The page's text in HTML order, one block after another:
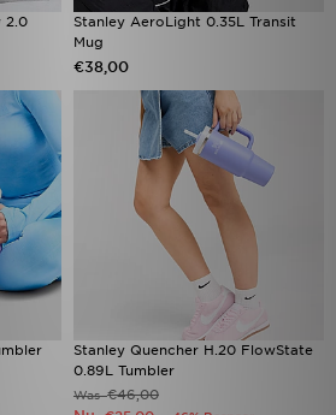
2.0
Stanley AeroLight 0.35L Transit
Mug
€38,00
Stanley Quencher H.20 FlowState
0.89L Tumbler
Was€46,00